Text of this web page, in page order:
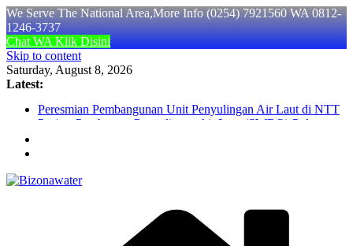
We Serve The National Area,More Info (0254) 7921560 WA 0812-
1246-3737
Chat WA Klik Disini
Skip to content
Saturday, August 8, 2026
Latest:
Peresmian Pembangunan Unit Penyulingan Air Laut di NTT
Penggantian Media Filter Resin Softener di PT Gobal Dairy
Pengadaan UV Sterillizer 1200 Watt di PT Global Dairi